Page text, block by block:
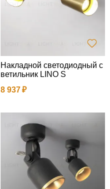
Накладной светодиодный с
ветильник LINO S
8 937